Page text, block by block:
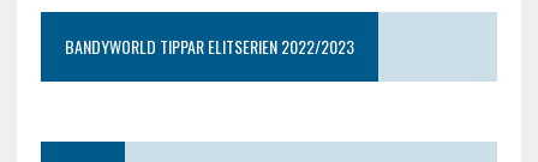
BANDYWORLD TIPPAR ELITSERIEN 2022/2023